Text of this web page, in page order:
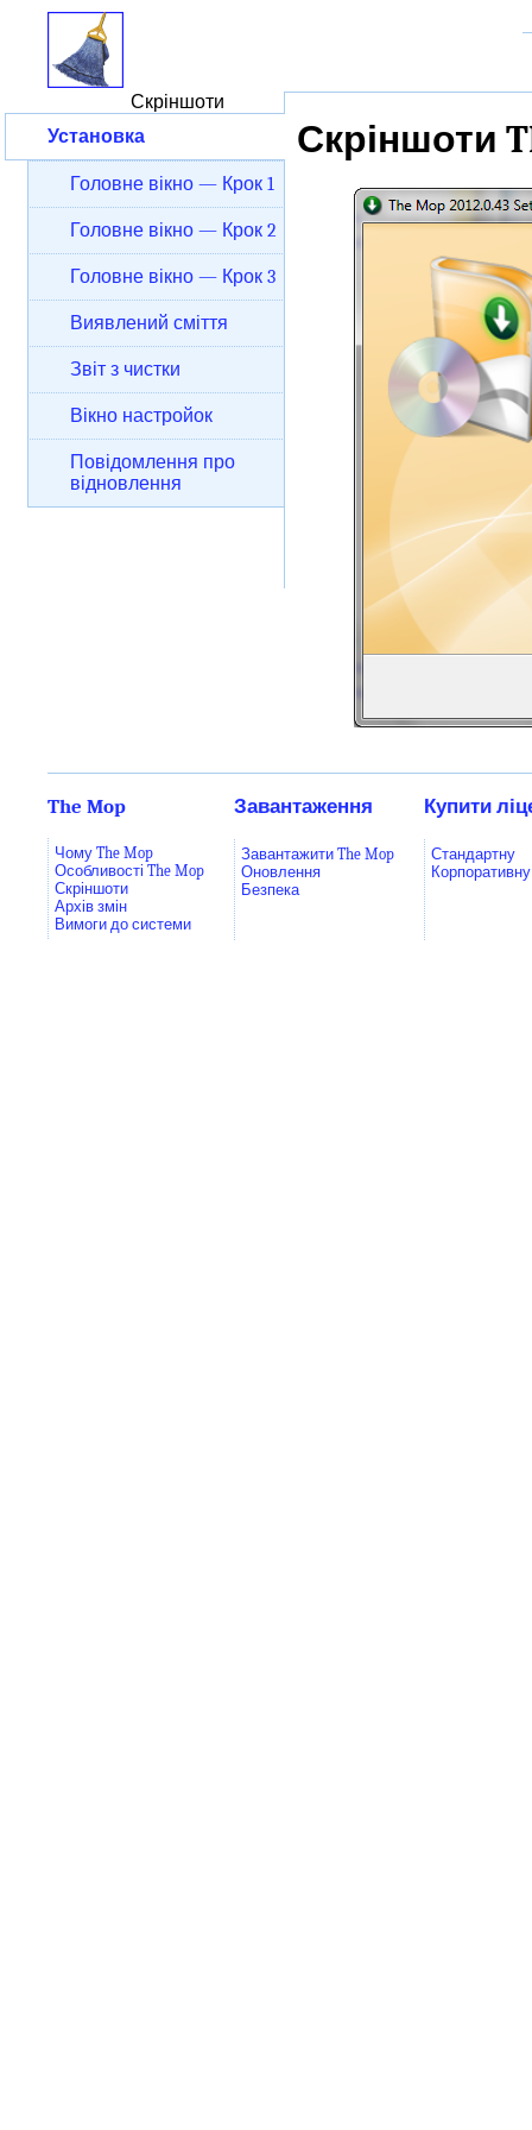
Скріншоти
Установка
Головне вікно — Крок 1
Головне вікно — Крок 2
Головне вікно — Крок 3
Виявлений сміття
Звіт з чистки
Вікно настройок
Повідомлення про
відновлення
Скріншоти
The Mop
Чому The Mop
Особливості The Mop
Скріншоти
Архів змін
Вимоги до системи
Завантаження
Завантажити The Mop
Оновлення
Безпека
Купити
Стандартну
Корпоративну